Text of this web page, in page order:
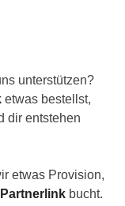
unterstützen?
etwas bestellst,
dir entstehen
etwas Provision,
Partnerlink bucht.